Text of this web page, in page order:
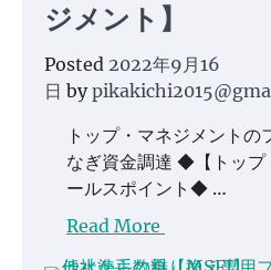
ジメント】
Posted 2022年9月16
日 by
トップ・マネジメントの
なぎ資金調達 ◆【トップ
ールスポイント◆ …
Read More